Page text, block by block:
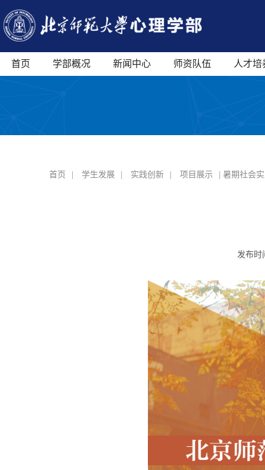
首页 学部概况 新闻中心 师资队伍 人才培
首页 学生发展 实践创新 项目展示 | 暑期社会
发布